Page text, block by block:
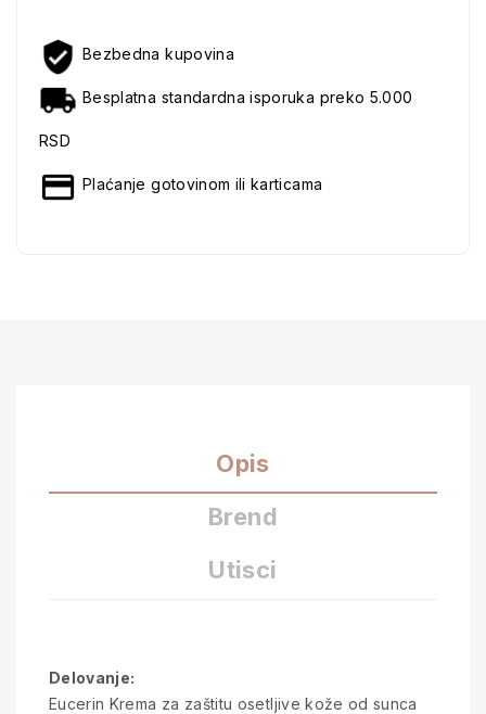
Bezbedna kupovina
Besplatna standardna isporuka preko 5.000
RSD
Plaćanje gotovinom ili karticama
Opis
Brend
Utisci
Delovanje:
Eucerin Krema za zaštitu osetljive kože od sunca